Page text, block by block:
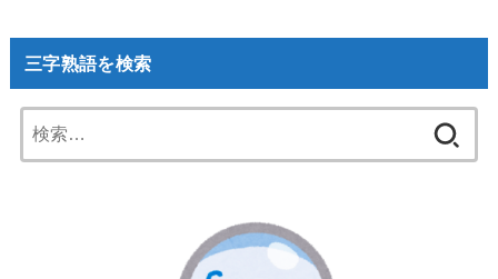
三字熟語を検索
索: